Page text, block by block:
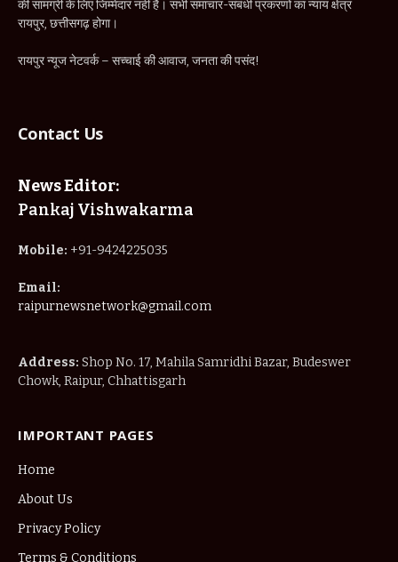
की सामग्री के लिए जिम्मेदार नहीं है। सभी समाचार-संबंधी प्रकरणों का न्याय क्षेत्र
रायपुर, छत्तीसगढ़ होगा।
रायपुर न्यूज नेटवर्क – सच्चाई की आवाज, जनता की पसंद!
Contact Us
News Editor:
Pankaj Vishwakarma
Mobile: +91-9424225035
Email:
raipurnewsnetwork@gmail.com
Address: Shop No. 17, Mahila Samridhi Bazar, Budeswer
Chowk, Raipur, Chhattisgarh
IMPORTANT PAGES
Home
About Us
Privacy Policy
Terms & Conditions